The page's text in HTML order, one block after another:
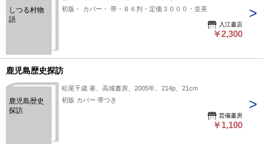
しつる村物
語
初版・ カバー・ 帯・Ｂ６判・定価３０００・並美
入江書店
￥2,300
鹿児島歴史探訪
鹿児島歴史
探訪
松尾千歳 著、高城書房、2005年、214p、21cm
初版 カバー 帯つき
芸備書房
￥1,100